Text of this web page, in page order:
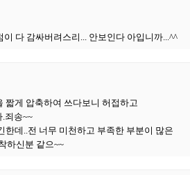
이 다 감싸버려스리... 안보인다 아입니까...^^
짧게 압축하여 쓰다보니 허접하고
죄송~~
한데..전 너무 미천하고 부족한 부분이 많은
하신분 같으~~